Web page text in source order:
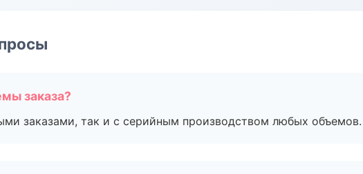
заказа?
заказами, так и с серийным производством любых объемов.